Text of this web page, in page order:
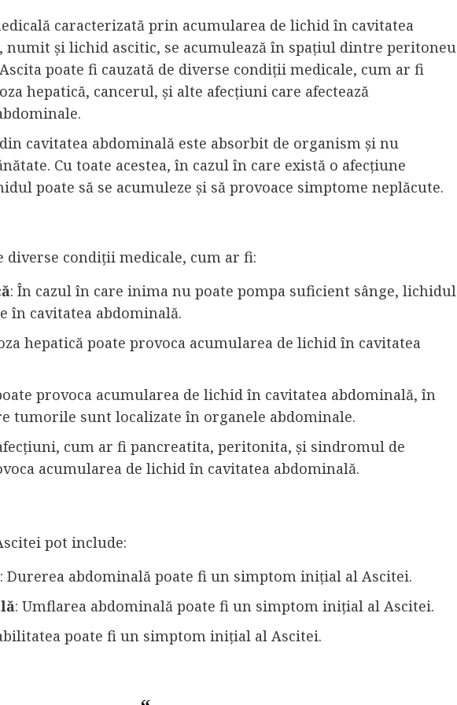
caracterizată prin acumularea de lichid în cavitatea
numit și lichid ascitic, se acumulează în spațiul dintre peritoneu
poate fi cauzată de diverse condiții medicale, cum ar fi
hepatică, cancerul, și alte afecțiuni care afectează
cavitatea abdominală este absorbit de organism și nu
Cu toate acestea, în cazul în care există o afecțiune
poate să se acumuleze și să provoace simptome neplăcute.
diverse condiții medicale, cum ar fi:
: În cazul în care inima nu poate pompa suficient sânge, lichidul
în cavitatea abdominală.
hepatică poate provoca acumularea de lichid în cavitatea
provoca acumularea de lichid în cavitatea abdominală, în
tumorile sunt localizate în organele abdominale.
cum ar fi pancreatita, peritonita, și sindromul de
acumularea de lichid în cavitatea abdominală.
pot include:
: Durerea abdominală poate fi un simptom inițial al Ascitei.
: Umflarea abdominală poate fi un simptom inițial al Ascitei.
poate fi un simptom inițial al Ascitei.